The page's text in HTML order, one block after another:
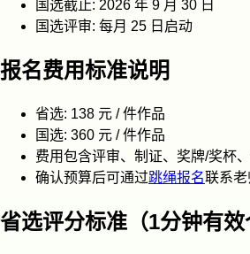
国选截止: 2026 年 9 月 30 日
国选评审: 每月 25 日启动
报名费用标准说明
省选: 138 元 / 件作品
国选: 360 元 / 件作品
费用包含评审、制证、奖牌/奖杯
确认预算后可通过跳绳报名联系
省选评分标准（1分钟有效